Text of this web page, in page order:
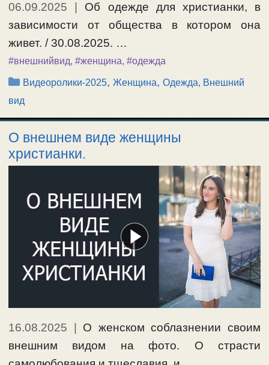
06.09.2025
Об одежде для христианки, в
зависимости от общества в котором она
живет. / 30.08.2025. …
#внешнийвид, #женщина, #одежда
Рубрики
Видеоролики-2025,Женщина,Одежда, Внешний
вид
О внешнем виде женщины
христианки.
16.08.2025
О женском соблазнении своим
внешним видом на фото. О страсти